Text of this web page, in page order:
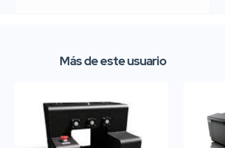
Más de este usuario